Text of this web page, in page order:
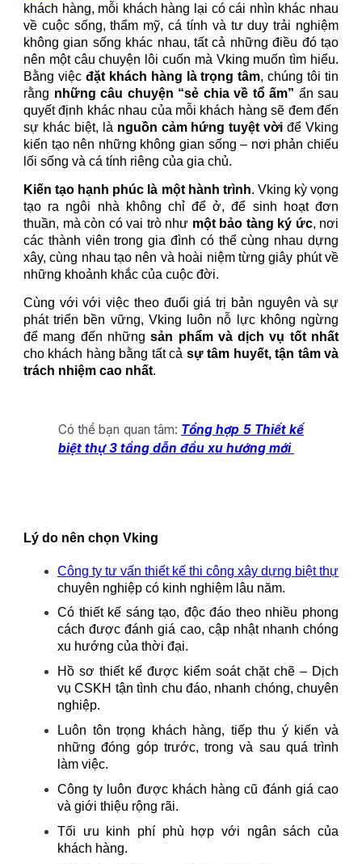
khách hàng, mỗi khách hàng lại có cái nhìn khác nhau
về cuộc sống, thẩm mỹ, cá tính và tư duy trải nghiệm
không gian sống khác nhau, tất cả những điều đó tạo
nên một câu chuyện lôi cuốn mà Vking muốn tìm hiểu.
Bằng việc đặt khách hàng là trọng tâm, chúng tôi tin
rằng những câu chuyện “sẻ chia về tổ ấm” ẩn sau
quyết định khác nhau của mỗi khách hàng sẽ đem đến
sự khác biệt, là nguồn cảm hứng tuyệt vời để Vking
kiến tạo nên những không gian sống – nơi phản chiếu
lối sống và cá tính riêng của gia chủ.
Kiến tạo hạnh phúc là một hành trình. Vking kỳ vọng
tạo ra ngôi nhà không chỉ để ở, để sinh hoạt đơn
thuần, mà còn có vai trò như một bảo tàng ký ức, nơi
các thành viên trong gia đình có thể cùng nhau dựng
xây, cùng nhau tạo nên và hoài niệm từng giây phút về
những khoảnh khắc của cuộc đời.
Cùng với với việc theo đuổi giá trị bản nguyên và sự
phát triển bền vững, Vking luôn nỗ lực không ngừng
để mang đến nhữngsản phẩm và dịch vụ tốt nhất
cho khách hàng bằng tất cả sự tâm huyết, tận tâm và
trách nhiệm cao nhất.
Có thể bạn quan tâm: Tổng hợp 5 Thiết kế
biệt thự 3 tầng dẫn đầu xu hướng mới
Lý do nên chọn Vking
Công ty tư vấn thiết kế thi công xây dựng biệt thự
chuyên nghiệp có kinh nghiệm lâu năm.
Có thiết kế sáng tạo, độc đáo theo nhiều phong
cách được đánh giá cao, cập nhật nhanh chóng
xu hướng của thời đại.
Hồ sơ thiết kế được kiểm soát chặt chẽ – Dịch
vụ CSKH tận tình chu đáo, nhanh chóng, chuyên
nghiệp.
Luôn tôn trọng khách hàng, tiếp thu ý kiến và
những đóng góp trước, trong và sau quá trình
làm việc.
Công ty luôn được khách hàng cũ đánh giá cao
và giới thiệu rộng rãi.
Tối ưu kinh phí phù hợp với ngân sách của
khách hàng.